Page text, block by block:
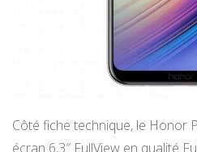
Côté fiche technique, le Honor
écran 6,3″ FullView en qualité